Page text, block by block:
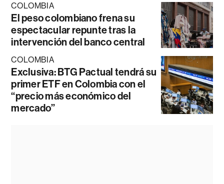
COLOMBIA
El peso colombiano frena su
espectacular repunte tras la
intervención del banco central
COLOMBIA
Exclusiva: BTG Pactual tendrá su
primer ETF en Colombia con el
“precio más económico del
mercado”